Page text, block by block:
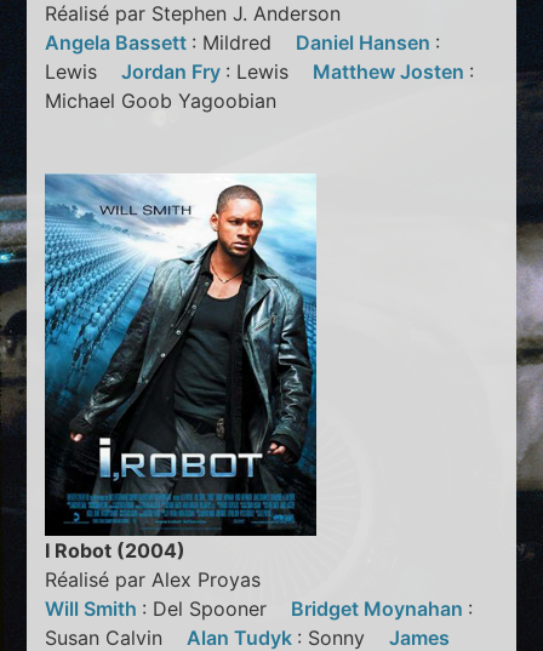
Réalisé par Stephen J. Anderson
Angela Bassett : Mildred Daniel Hansen :
LewisJordan Fry : Lewis Matthew Josten :
Michael Goob Yagoobian
I Robot (2004)
Réalisé par Alex Proyas
Will Smith : Del Spooner Bridget Moynahan :
Susan Calvin Alan Tudyk : SonnyJames